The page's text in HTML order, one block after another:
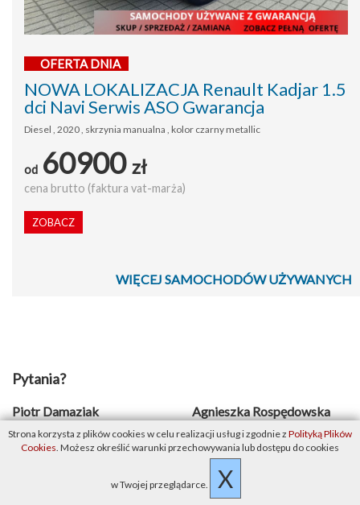
OFERTA DNIA
NOWA LOKALIZACJA Renault Kadjar 1.5
dci Navi Serwis ASO Gwarancja
Diesel , 2020 , skrzynia manualna , kolor czarny metallic
od 60900 zł
cena brutto (faktura vat-marża)
ZOBACZ
WIĘCEJ SAMOCHODÓW UŻYWANYCH
Pytania?
Piotr Damaziak
Agnieszka Rospędowska
[Flota]
Menedżer ds. sprzedaży flotowej.
Samochody nowe osobowe
Strona korzysta z plików cookies w celu realizacji usług i zgodnie z Polityką Plików
Cookies. Możesz określić warunki przechowywania lub dostępu do cookies
w Twojej przeglądarce. X